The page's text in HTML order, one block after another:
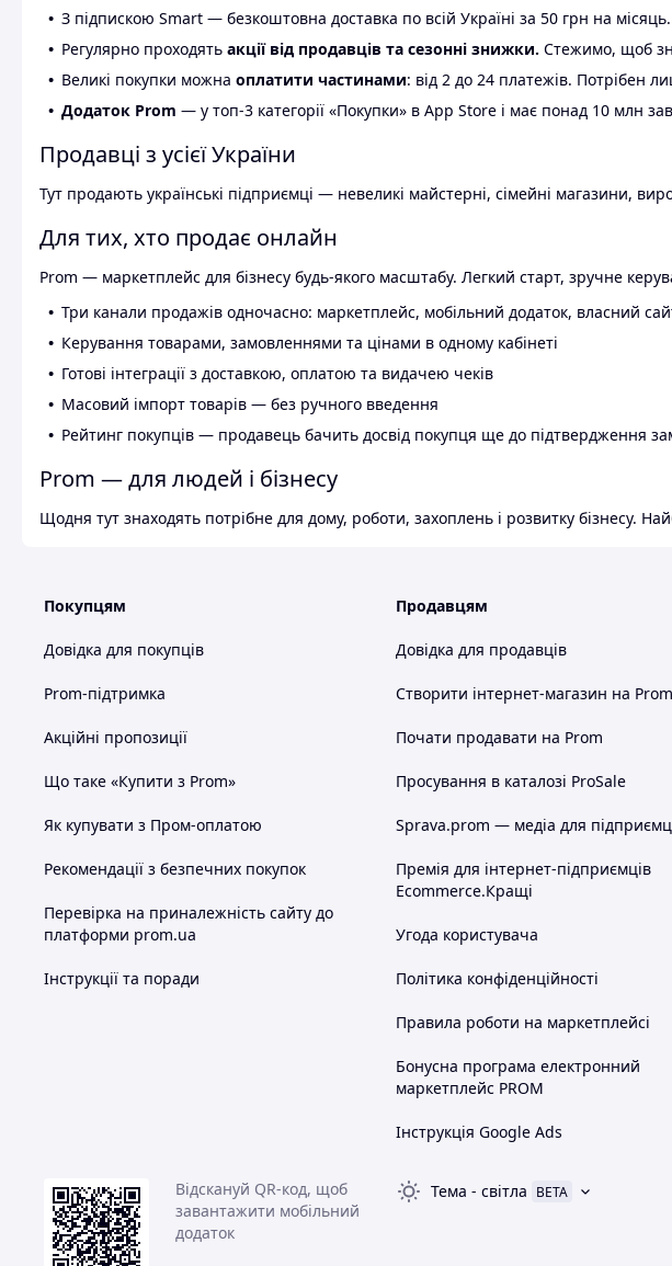
З підпискою Smart — безкоштовна доставка по всій Україні за 50 грн на
Регулярно проходять акції від продавців та сезонні знижки. Стежимо, щоб
Великі покупки можна оплатити частинами: від 2 до 24 платежів. Потрібен
Додаток Prom — у топ-3 категорії «Покупки» в App Store і має понад 10 млн
Продавці з усієї України
Тут продають українські підприємці — невеликі майстерні, сімейні магазини,
Для тих, хто продає онлайн
Prom — маркетплейс для бізнесу будь-якого масштабу. Легкий старт, зручне
Три канали продажів одночасно: маркетплейс, мобільний додаток, власний
Керування товарами, замовленнями та цінами в одному кабінеті
Готові інтеграції з доставкою, оплатою та видачею чеків
Масовий імпорт товарів — без ручного введення
Рейтинг покупців — продавець бачить досвід покупця ще до підтвердження
Prom — для людей і бізнесу
Щодня тут знаходять потрібне для дому, роботи, захоплень і розвитку бізнесу.
Покупцям
Довідка для покупців
Prom-підтримка
Акційні пропозиції
Що таке «Купити з Prom»
Як купувати з Пром-оплатою
Рекомендації з безпечних покупок
Перевірка на приналежність сайту до
платформи prom.ua
Інструкції та поради
Продавцям
Довідка для продавців
Створити інтернет-магазин на Prom
Почати продавати на Prom
Просування в каталозі ProSale
Sprava.prom — медіа для
Премія для інтернет-підприємців
Ecommerce.Кращі
Угода користувача
Політика конфіденційності
Правила роботи на маркетплейсі
Бонусна програма електронний
маркетплейс PROM
Інструкція Google Ads
Відскануй QR-код, щоб
завантажити мобільний
додаток
Тема - світла BETA